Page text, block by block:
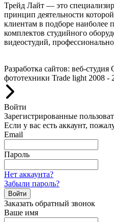
Трейд Лайт — это
принцип деятельности
клиентам в подборе наиболее
комплектов студийного
видеостудий,
Разработка сайтов: веб-студия
фототехники Trade light 2008 -
Войти
Зарегистрированные
Если у вас есть аккаунт,
Email
Пароль
Нет аккаунта?
Забыли пароль?
Войти
Заказать обратный звонок
Ваше имя